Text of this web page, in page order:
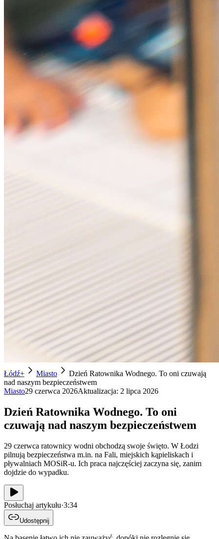
Łódź+ Miasto
Dzień Ratownika Wodnego. To oni czuwają
nad naszym bezpieczeństwem
Miasto29 czerwca 2026Aktualizacja: 2 lipca 2026
Dzień Ratownika Wodnego. To oni
czuwają nad naszym bezpieczeństwem
29 czerwca ratownicy wodni obchodzą swoje święto. W Łodzi
pilnują bezpieczeństwa m.in. na Fali, miejskich kąpieliskach i
pływalniach MOSiR-u. Ich praca najczęściej zaczyna się, zanim
dojdzie do wypadku.
Posłuchaj artykułu·3:34
Udostępnij